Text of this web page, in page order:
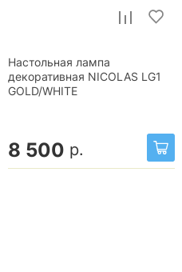
Настольная лампа
декоративная NICOLAS LG1
GOLD/WHITE
8 500 р.